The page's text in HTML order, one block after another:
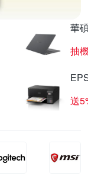
華
抽
送